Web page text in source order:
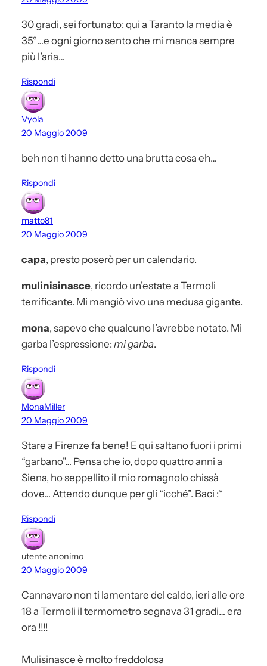
30 gradi, sei fortunato: qui a Taranto la media è
35°…e ogni giorno sento che mi manca sempre
più l’aria…
Rispondi
Vyola
20 Maggio 2009
beh non ti hanno detto una brutta cosa eh…
Rispondi
matto81
20 Maggio 2009
capa, presto poserò per un calendario.
mulinisinasce, ricordo un’estate a Termoli
terrificante. Mi mangiò vivo una medusa gigante.
mona, sapevo che qualcuno l’avrebbe notato. Mi
garba l’espressione: mi garba.
Rispondi
MonaMiller
20 Maggio 2009
Stare a Firenze fa bene! E qui saltano fuori i primi
“garbano”… Pensa che io, dopo quattro anni a
Siena, ho seppellito il mio romagnolo chissà
dove… Attendo dunque per gli “icché”. Baci :*
Rispondi
utente anonimo
20 Maggio 2009
Cannavaro non ti lamentare del caldo, ieri alle ore
18 a Termoli il termometro segnava 31 gradi… era
ora !!!!
Mulisinasce è molto freddolosa